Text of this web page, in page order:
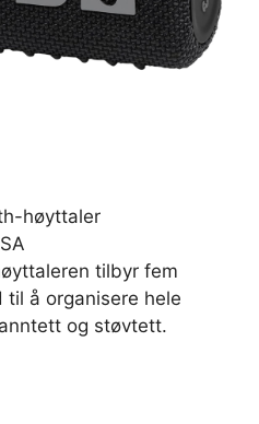
høyttaler
tilbyr fem
å organisere hele
og støvtett.